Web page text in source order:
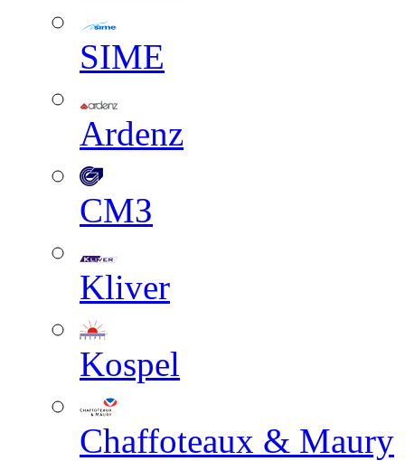
SIME
Ardenz
СМЗ
Kliver
Kospel
Chaffoteaux & Maury